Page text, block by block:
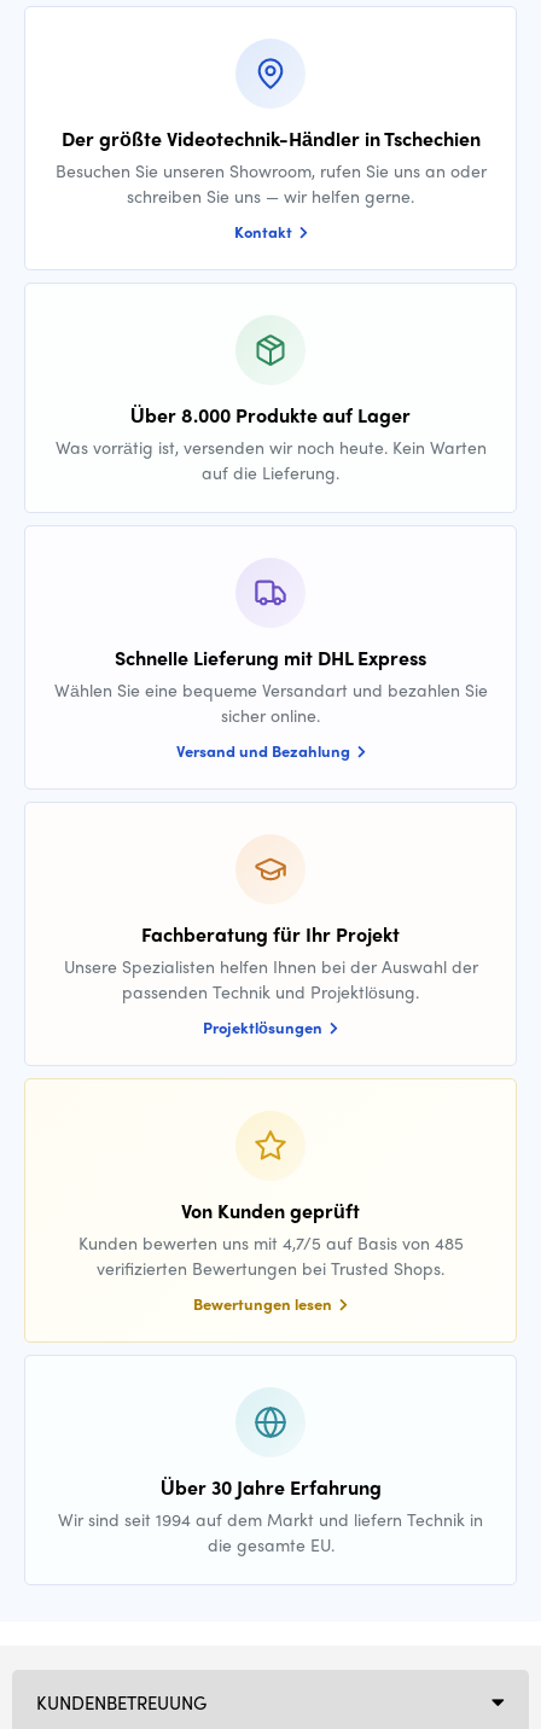
Der größte Videotechnik-Händler in Tschechien
Besuchen Sie unseren Showroom, rufen Sie uns an oder
schreiben Sie uns — wir helfen gerne.
Kontakt
Über 8.000 Produkte auf Lager
Was vorrätig ist, versenden wir noch heute. Kein Warten
auf die Lieferung.
Schnelle Lieferung mit DHL Express
Wählen Sie eine bequeme Versandart und bezahlen Sie
sicher online.
Versand und Bezahlung
Fachberatung für Ihr Projekt
Unsere Spezialisten helfen Ihnen bei der Auswahl der
passenden Technik und Projektlösung.
Projektlösungen
Von Kunden geprüft
Kunden bewerten uns mit 4,7/5 auf Basis von 485
verifizierten Bewertungen bei Trusted Shops.
Bewertungen lesen
Über 30 Jahre Erfahrung
Wir sind seit 1994 auf dem Markt und liefern Technik in
die gesamte EU.
KUNDENBETREUUNG